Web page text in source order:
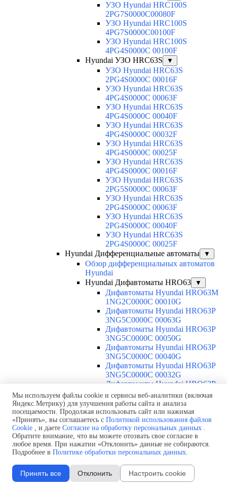
УЗО Hyundai HRC100S
2PG7S0000C00080F
УЗО Hyundai HRC100S
4PG7S0000C00100F
УЗО Hyundai HRC100S
4PG4S0000C 00100F
Hyundai УЗО HRC63S
▼
УЗО Hyundai HRC63S
2PG4S0000C 00016F
УЗО Hyundai HRC63S
4PG4S0000C 00063F
УЗО Hyundai HRC63S
4PG4S0000C 00040F
УЗО Hyundai HRC63S
4PG4S0000C 00032F
УЗО Hyundai HRC63S
4PG4S0000C 00025F
УЗО Hyundai HRC63S
4PG4S0000C 00016F
УЗО Hyundai HRC63S
2PG5S0000C 00063F
УЗО Hyundai HRC63S
2PG4S0000C 00063F
УЗО Hyundai HRC63S
2PG4S0000C 00040F
УЗО Hyundai HRC63S
2PG4S0000C 00025F
Hyundai Дифференциальные автоматы
▼
Обзор дифференциальных автоматов
Hyundai
Hyundai Дифавтоматы HRO63
▼
Дифавтоматы Hyundai HRO63M
1NG2C0000C 00010G
Дифавтоматы Hyundai HRO63P
3NG5C0000C 00063G
Дифавтоматы Hyundai HRO63P
3NG5C0000C 00050G
Дифавтоматы Hyundai HRO63P
3NG5C0000C 00040G
Дифавтоматы Hyundai HRO63P
3NG5C0000C 00032G
Дифавтоматы Hyundai HRO63P
3NG5C0000C 00025G
Дифавтоматы Hyundai HRO63P
3NG5C0000C 00020G
Дифавтоматы Hyundai HRO63P
3NG5C0000C 00016G
Дифавтоматы Hyundai HRO63P
3NG5C0000C 00010G
Дифавтоматы Hyundai HRO63P
3NG5C0000C 00006G
Дифавтоматы Hyundai HRO63P
3NG4C0000C 00063G
Мы используем файлы cookie и сервисы веб-аналитики (включая
Яндекс.Метрику) для улучшения работы сайта и анализа
посещаемости. Продолжая использовать сайт или нажимая
«Принять», вы соглашаетесь с Политикой использования файлов
Cookie , и даете Согласие на обработку персональных данных .
Обратите внимание, что вы можете отозвать свое согласие в
любое время. При нажатии «Отклонить» данные не собираются.
Подробнее в Политике обработки персональных данных.
Принять все Отклонить Настроить cookie